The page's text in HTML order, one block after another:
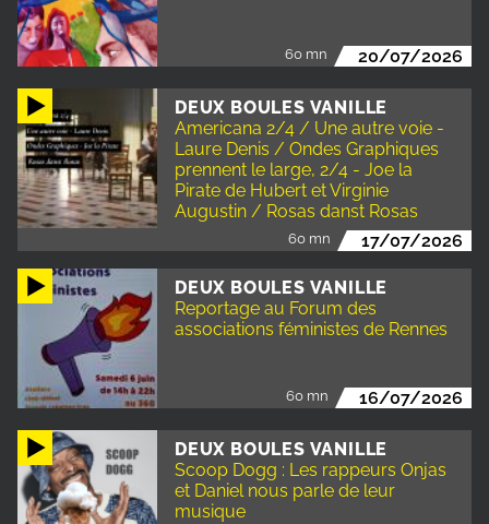
60 mn 20/07/2026
DEUX BOULES VANILLE
Americana 2/4 / Une autre voie -
Laure Denis / Ondes Graphiques
prennent le large, 2/4 - Joe la
Pirate de Hubert et Virginie
Augustin / Rosas danst Rosas
60 mn 17/07/2026
DEUX BOULES VANILLE
Reportage au Forum des
associations féministes de Rennes
60 mn 16/07/2026
DEUX BOULES VANILLE
Scoop Dogg : Les rappeurs Onjas
et Daniel nous parle de leur
musique